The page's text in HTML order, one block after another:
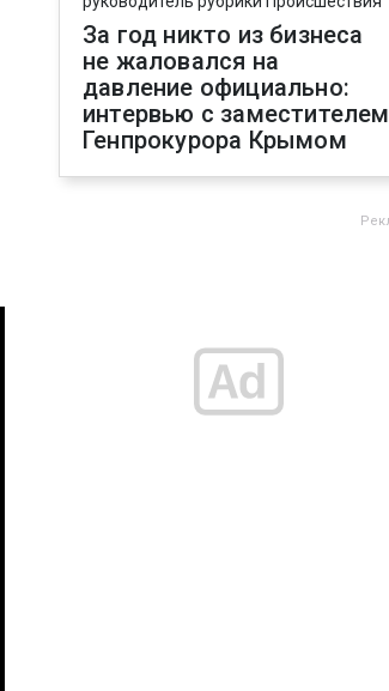
За год никто из бизнеса
не жаловался на
давление официально:
интервью с заместителем
Генпрокурора Крымом